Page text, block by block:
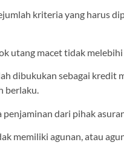
kriteria yang harus
utang macet tidak
dibukukan sebagai kredit
berlaku.
penjaminan dari pihak
memiliki agunan, atau